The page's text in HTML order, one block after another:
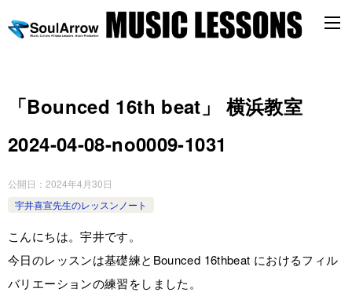
「Bounced 16th beat」 横浜教室
2024-04-08-no0009-1031
公開日： 2024年4月30日
宇井喜宣先生のレッスンノート
こんにちは。宇井です。
今日のレッスンは基礎練とBounced 16thbeat におけるフィル
バリエーションの練習をしました。